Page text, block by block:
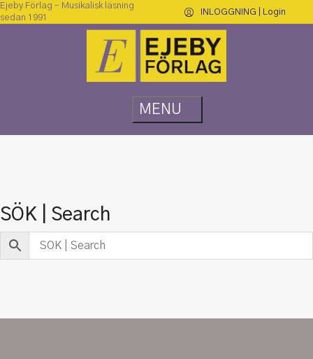
Ejeby Förlag – Musikalisk läsning
sedan 1991
INLOGGNING | Login
SÖK | Search